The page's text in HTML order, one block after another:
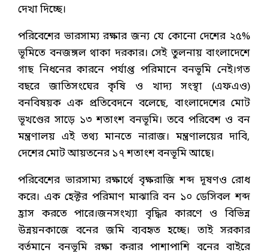
দেখা দিচ্ছে।
পরিবেশের ভারসাম্য রক্ষার জন্য যে কোনো দেশের ২৫%
ভূমিতে বনজঙ্গল থাকা দরকার। সেই তুলনায় বাংলাদেশে
গাছ নিধনের কারনে পর্যাপ্ত পরিমানে বনভূমি নেই।গত
বছরে জাতিসংঘের কৃষি ও খাদ্য সংস্থা (এফএও)
বনবিষয়ক এক প্রতিবেদনে বলেছে, বাংলাদেশের মোট
ভূখণ্ডের সাড়ে ১৩ শতাংশ বনভূমি। তবে পরিবেশ ও বন
মন্ত্রণালয় এই তথ্য মানতে নারাজ। মন্ত্রণালয়ের দাবি,
দেশের মোট আয়তনের ১৭ শতাংশ বনভূমি আছে।
পরিবেশের ভারসাম্য রক্ষার্থে বৃক্ষরাজি শব্দ দূষণও রোধ
করে। এক হেক্টর পরিমাণ মাঝারি বন ১০ ডেসিবল শব্দ
হ্রাস করতে পারে।জনসংখ্যা বৃদ্ধির কারণে ও বিভিন্ন
উন্নয়নকাজে বনের জমি ব্যবহৃত হচ্ছে। তাই সরকার
বর্তমানে বনভূমি রক্ষা করার পাশাপাশি বনের বাইরে